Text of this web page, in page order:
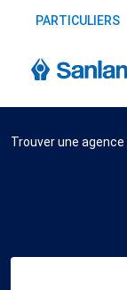
PARTICULIERS
Trouver une agence